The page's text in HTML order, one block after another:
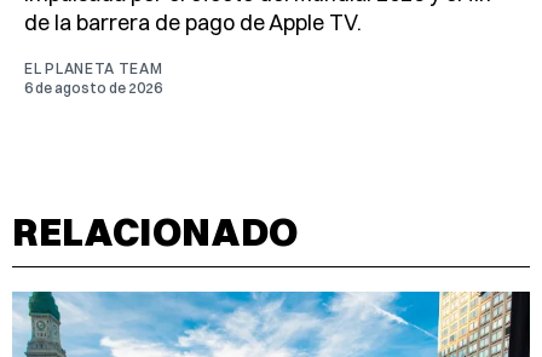
de la barrera de pago de Apple TV.
EL PLANETA TEAM
6 de agosto de 2026
RELACIONADO